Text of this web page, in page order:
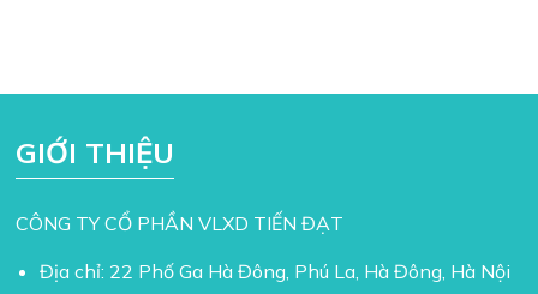
GIỚI THIỆU
CÔNG TY CỔ PHẦN VLXD TIẾN ĐẠT
Địa chỉ: 22 Phố Ga Hà Đông, Phú La, Hà Đông, Hà Nội